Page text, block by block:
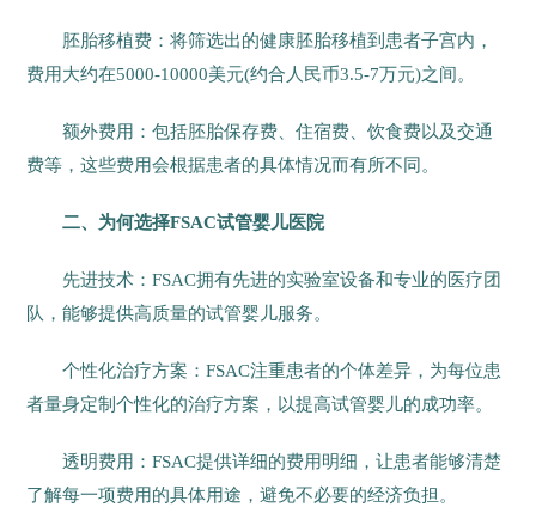
胚胎移植费：将筛选出的健康胚胎移植到患者子宫内，
费用大约在5000-10000美元(约合人民币3.5-7万元)之间。
额外费用：包括胚胎保存费、住宿费、饮食费以及交通
费等，这些费用会根据患者的具体情况而有所不同。
二、为何选择FSAC试管婴儿医院
先进技术：FSAC拥有先进的实验室设备和专业的医疗团
队，能够提供高质量的试管婴儿服务。
个性化治疗方案：FSAC注重患者的个体差异，为每位患
者量身定制个性化的治疗方案，以提高试管婴儿的成功率。
透明费用：FSAC提供详细的费用明细，让患者能够清楚
了解每一项费用的具体用途，避免不必要的经济负担。